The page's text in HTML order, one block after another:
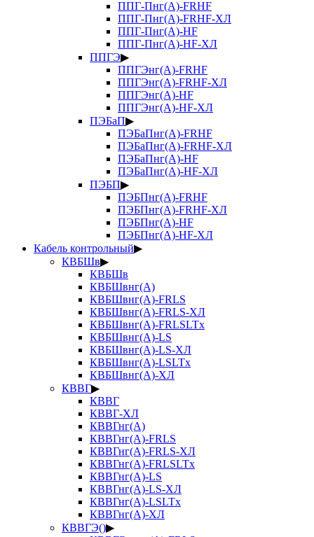
ППГ-Пнг(А)-FRHF
ППГ-Пнг(А)-FRHF-ХЛ
ППГ-Пнг(А)-HF
ППГ-Пнг(А)-HF-ХЛ
ППГЭ▶
ППГЭнг(А)-FRHF
ППГЭнг(А)-FRHF-ХЛ
ППГЭнг(А)-HF
ППГЭнг(А)-HF-ХЛ
ПЭБаП▶
ПЭБаПнг(А)-FRHF
ПЭБаПнг(А)-FRHF-ХЛ
ПЭБаПнг(А)-HF
ПЭБаПнг(А)-HF-ХЛ
ПЭБП▶
ПЭБПнг(А)-FRHF
ПЭБПнг(А)-FRHF-ХЛ
ПЭБПнг(А)-HF
ПЭБПнг(А)-HF-ХЛ
Кабель контрольный▶
КВБШв▶
КВБШв
КВБШвнг(А)
КВБШвнг(А)-FRLS
КВБШвнг(А)-FRLS-ХЛ
КВБШвнг(А)-FRLSLTx
КВБШвнг(А)-LS
КВБШвнг(А)-LS-ХЛ
КВБШвнг(А)-LSLTx
КВБШвнг(А)-ХЛ
КВВГ▶
КВВГ
КВВГ-ХЛ
КВВГнг(А)
КВВГнг(А)-FRLS
КВВГнг(А)-FRLS-ХЛ
КВВГнг(А)-FRLSLTx
КВВГнг(А)-LS
КВВГнг(А)-LS-ХЛ
КВВГнг(А)-LSLTx
КВВГнг(А)-ХЛ
КВВГЭ()▶